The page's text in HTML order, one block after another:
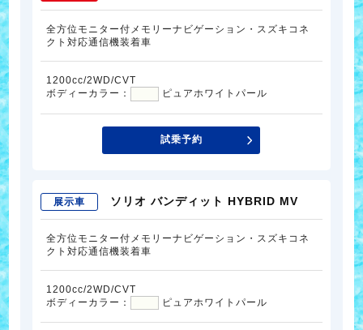
全方位モニター付メモリーナビゲーション・スズキコネ
クト対応通信機装着車
1200cc/2WD/CVT
ボディーカラー：
ピュアホワイトパール
試乗予約
展示車 ソリオ バンディット HYBRID MV
全方位モニター付メモリーナビゲーション・スズキコネ
クト対応通信機装着車
1200cc/2WD/CVT
ボディーカラー：
ピュアホワイトパール